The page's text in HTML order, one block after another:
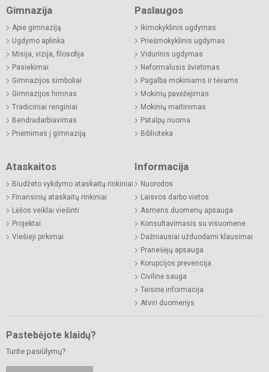
Gimnazija
Apie gimnaziją
Ugdymo aplinka
Misija, vizija, filosofija
Pasiekimai
Gimnazijos simboliai
Gimnazijos himnas
Tradiciniai renginiai
Bendradarbiavimas
Priėmimas į gimnaziją
Paslaugos
Ikimokyklinis ugdymas
Priešmokyklinis ugdymas
Vidurinis ugdymas
Neformalusis švietimas
Pagalba mokiniams ir tėvams
Mokinių pavėžėjimas
Mokinių maitinimas
Patalpų nuoma
Biblioteka
Ataskaitos
Biudžeto vykdymo ataskaitų rinkiniai
Finansinių ataskaitų rinkiniai
Lėšos veiklai viešinti
Projektai
Viešieji pirkimai
Informacija
Nuorodos
Laisvos darbo vietos
Asmens duomenų apsauga
Konsultavimasis su visuomene
Dažniausiai užduodami klausimai
Pranešėjų apsauga
Korupcijos prevencija
Civilinė sauga
Teisinė informacija
Atviri duomenys
Pastebėjote klaidų?
Turite pasiūlymų?